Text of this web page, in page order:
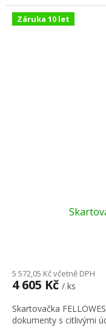
Záruka 10 let
5 572,05 Kč včetně DPH
4 605 Kč / ks
Skartovačka
dokumenty s citlivými